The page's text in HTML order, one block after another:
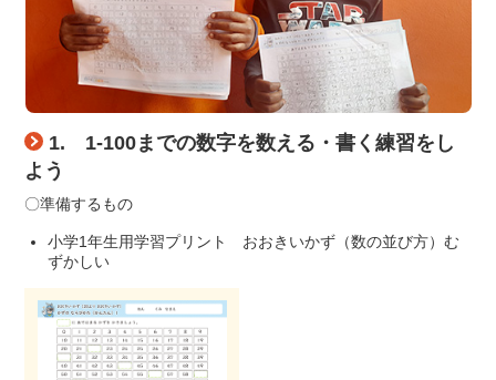
1. 1-100までの数字を数える・書く練習をし
よう
〇準備するもの
小学1年生用学習プリント おおきいかず（数の並び方）む
ずかしい